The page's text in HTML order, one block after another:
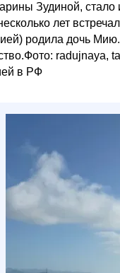
Зудиной, стало
лет
родила дочь
radujnaya,
в РФ